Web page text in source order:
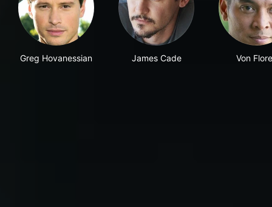
Greg Hovanessian James Cade Von